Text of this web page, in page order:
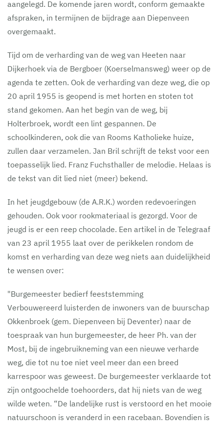
aangelegd. De komende jaren wordt, conform gemaakte
afspraken, in termijnen de bijdrage aan Diepenveen
overgemaakt.
Tijd om de verharding van de weg van Heeten naar
Dijkerhoek via de Bergboer (Koerselmansweg) weer op de
agenda te zetten. Ook de verharding van deze weg, die op
20 april 1955 is geopend is met horten en stoten tot
stand gekomen. Aan het begin van de weg, bij
Holterbroek, wordt een lint gespannen. De
schoolkinderen, ook die van Rooms Katholieke huize,
zullen daar verzamelen. Jan Bril schrijft de tekst voor een
toepasselijk lied. Franz Fuchsthaller de melodie. Helaas is
de tekst van dit lied niet (meer) bekend.
In het jeugdgebouw (de A.R.K.) worden redevoeringen
gehouden. Ook voor rookmateriaal is gezorgd. Voor de
jeugd is er een reep chocolade. Een artikel in de Telegraaf
van 23 april 1955 laat over de perikkelen rondom de
komst en verharding van deze weg niets aan duidelijkheid
te wensen over:
"Burgemeester bedierf feeststemming
Verbouwereerd luisterden de inwoners van de buurschap
Okkenbroek (gem. Diepenveen bij Deventer) naar de
toespraak van hun burgemeester, de heer Ph. van der
Most, bij de ingebruikneming van een nieuwe verharde
weg, die tot nu toe niet veel meer dan een breed
karrespoor was geweest. De burgemeester verklaarde tot
zijn ontgoochelde toehoorders, dat hij niets van de weg
wilde weten. “De landelijke rust is verstoord en het mooie
natuurschoon is veranderd in een racebaan. Bovendien is